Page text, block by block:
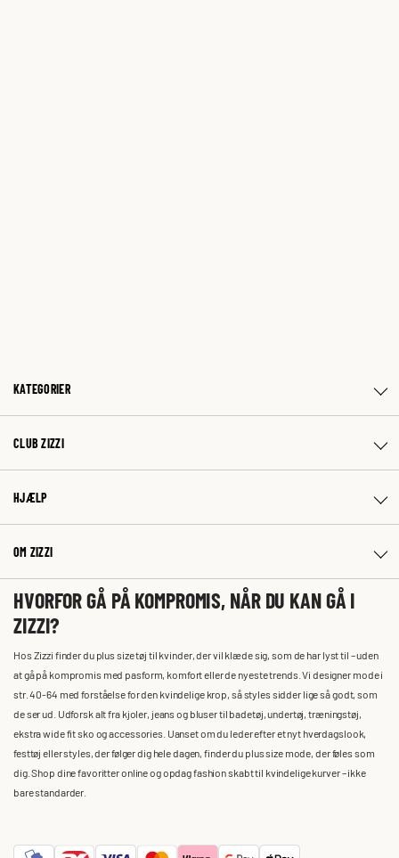
KATEGORIER
CLUB ZIZZI
HJÆLP
OM ZIZZI
HVORFOR GÅ PÅ KOMPROMIS, NÅR DU KAN GÅ I
ZIZZI?
Hos Zizzi finder du plus size tøj til kvinder, der vil klæde sig, som de har lyst til – uden
at gå på kompromis med pasform, komfort eller de nyeste trends. Vi designer mode i
str. 40-64 med forståelse for den kvindelige krop, så styles sidder lige så godt, som
de ser ud. Udforsk alt fra kjoler, jeans og bluser til badetøj, undertøj, træningstøj,
ekstra wide fit sko og accessories. Uanset om du leder efter et nyt hverdagslook,
festtøj eller styles, der følger dig hele dagen, finder du plus size mode, der føles som
dig. Shop dine favoritter online og opdag fashion skabt til kvindelige kurver – ikke
bare standarder.